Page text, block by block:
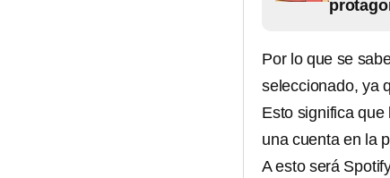
Por lo que se
seleccionado, ya
Esto significa
una cuenta en la
A esto será